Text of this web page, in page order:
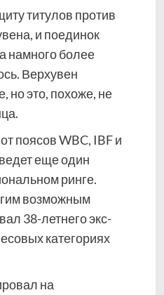
титулов против
и поединок
намного более
Верхувен
но это, похоже, не
поясов WBC, IBF и
еще один
ринге.
возможным
38-летнего экс-
категориях
на